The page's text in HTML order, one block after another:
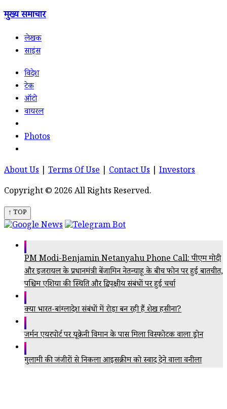
मुख्य समाचार
लेखक
साइंस
विदेश
टेक
ऑटो
वायरल
Photos
About Us Terms Of Use Contact Us
Investors
Copyright © 2026 All Rights Reserved.
↑ TOP
PM Modi-Benjamin Netanyahu Phone Call: पीएम मोदी
और इजरायल के प्रधानमंत्री बेंजामिन नेतन्याहू के बीच फोन पर हुई बातचीत,
पश्चिम एशिया की स्थिति और द्विपक्षीय संबंधों पर हुई चर्चा
क्या भारत-बांग्लादेश संबंधों में रोड़ा बन रही हैं शेख हसीना?
जर्मन एयरपोर्ट पर यूक्रेनी विमान के पास मिला विस्फोटक वाला ड्रोन
गुलामी की जंजीरों से निकला आइसक्रीम को स्वाद देने वाला वनीला